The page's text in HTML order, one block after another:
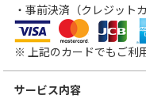
・事前決済（クレジットカ
VISA
※ 上記のカードでもご利
サービス内容